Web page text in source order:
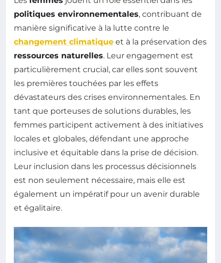
politiques environnementales, contribuant de
manière significative à la lutte contre le
changement climatique et à la préservation des
ressources naturelles. Leur engagement est
particulièrement crucial, car elles sont souvent
les premières touchées par les effets
dévastateurs des crises environnementales. En
tant que porteuses de solutions durables, les
femmes participent activement à des initiatives
locales et globales, défendant une approche
inclusive et équitable dans la prise de décision.
Leur inclusion dans les processus décisionnels
est non seulement nécessaire, mais elle est
également un impératif pour un avenir durable
et égalitaire.